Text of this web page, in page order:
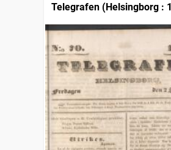
Telegrafen (Helsingborg :